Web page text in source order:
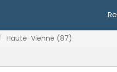
Haute-Vienne (87)